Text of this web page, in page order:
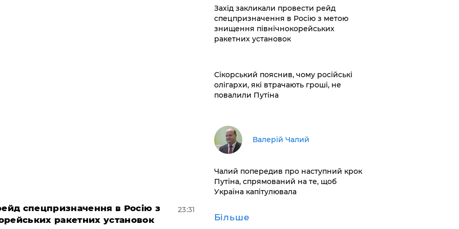
спецпризначення в Росію з
ракетних установок
23:31
​Захід закликали провести рейд
спецпризначення в Росію з метою
знищення північнокорейських
ракетних установок
​Сікорський пояснив, чому російські
олігархи, які втрачають гроші, не
повалили Путіна
Валерій Чалий
​Чалий попередив про наступний крок
Путіна, спрямований на те, щоб
Україна капітулювала
Більше